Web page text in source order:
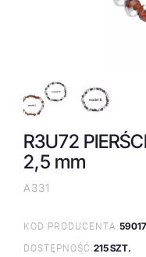
R3U72
2,5 mm
A331
KOD PRODUCENTA:
DOSTĘPNOŚĆ:215 SZT.